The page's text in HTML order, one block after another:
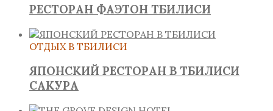
РЕСТОРАН ФАЭТОН ТБИЛИСИ
ОТДЫХ В ТБИЛИСИ
ЯПОНСКИЙ РЕСТОРАН В ТБИЛИСИ
САКУРА